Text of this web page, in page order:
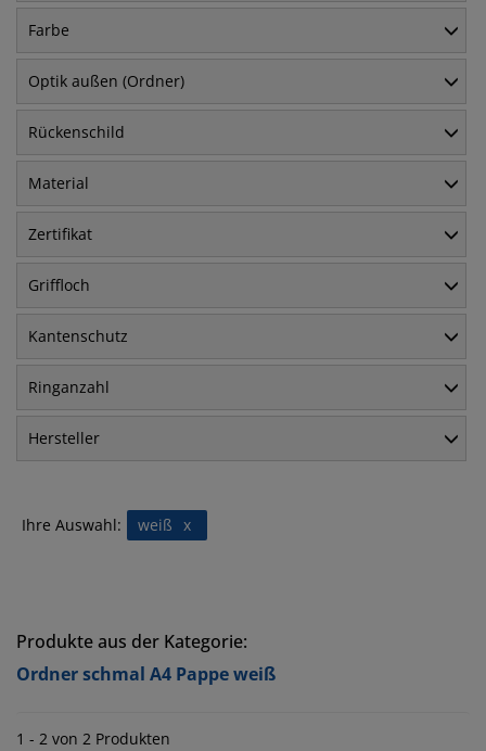
Farbe
Optik außen (Ordner)
Rückenschild
Material
Zertifikat
Griffloch
Kantenschutz
Ringanzahl
Hersteller
Ihre Auswahl: x
weiß
Produkte aus der Kategorie:
Ordner schmal A4 Pappe weiß
1 - 2 von 2 Produkten